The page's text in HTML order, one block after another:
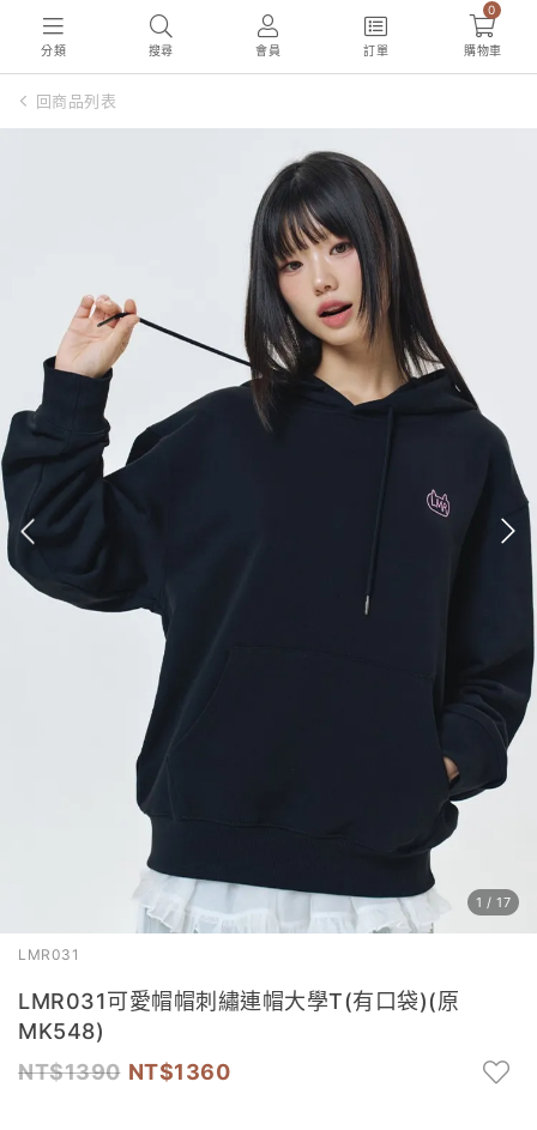
分類 搜尋 會員 訂單
0
購物車
回商品列表
1 / 17
LMR031
LMR031可愛帽帽刺繡連帽大學T(有口袋)(原
MK548)
1390
1360